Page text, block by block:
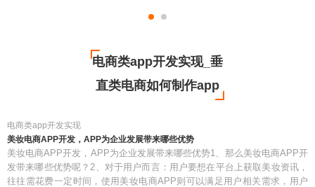
电商类app开发实现_垂
直类电商如何制作app
电商类app开发实现
美妆电商APP开发，APP为企业发展带来哪些优势
美妆电商APP开发，APP为企业发展带来哪些优势1、那么美妆电商APP开
发带来哪些优势呢？2、对于用户而言：用户要想在平台上获取美妆资讯，
往往需花费一定时间，使用美妆电商APP则可以满足用户相关需求，用户